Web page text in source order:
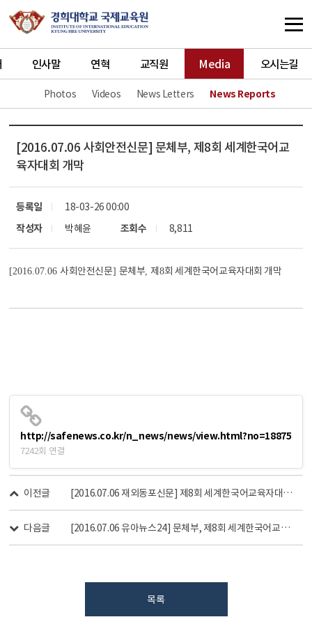
인사말 연혁 교직원 Media
Photos Videos News Letters News Reports
오시는길
[2016.07.06 사회안전신문] 문체부, 제8회 세계한국어교
육자대회 개막
등록일
18-03-26 00:00
작성자
박혜윤 조회수 8,811
[2016.07.06사회안전신문] 문체부 제8회 세계한국어교육자대회 개막
http://safenews.co.kr/n_news/news/view.html?no=18875
7242회 연결
이전글 [2016.07.06 재외동포신문] 제8회 세계한국어교육자대회 7월12일 열린다
다음글 [2016.07.06 유아뉴스24] 문체부, 제8회 세계한국어교육자대회 개막
목록